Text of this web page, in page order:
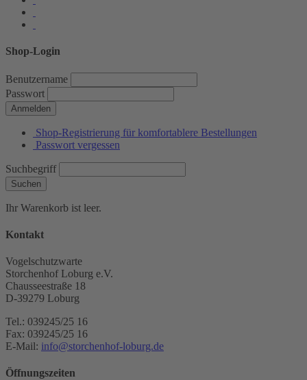
Shop-Login
Benutzername
Passwort
Anmelden
Shop-Registrierung für komfortablere Bestellungen
Passwort vergessen
Suchbegriff
Suchen
Ihr Warenkorb ist leer.
Kontakt
Vogelschutzwarte
Storchenhof Loburg e.V.
Chausseestraße 18
D-39279 Loburg
Tel.: 039245/25 16
Fax: 039245/25 16
E-Mail: info@storchenhof-loburg.de
Öffnungszeiten